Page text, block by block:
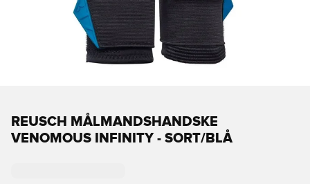
REUSCH MÅLMANDSHANDSKE
VENOMOUS INFINITY - SORT/BLÅ